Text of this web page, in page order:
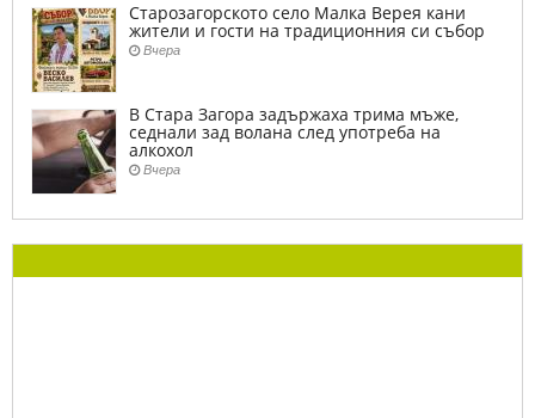
Старозагорското село Малка Верея кани
жители и гости на традиционния си събор
Вчера
В Стара Загора задържаха трима мъже,
седнали зад волана след употреба на
алкохол
Вчера